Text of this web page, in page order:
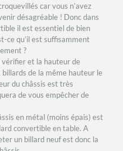
car vous n’avez
désagréable ! Donc dans
il est essentiel de bien
ce qu’il est suffisamment
?
et la hauteur de
billards de la même hauteur le
du châssis est très
de vous empêcher de
en métal (moins épais) est
convertible en table. A
un billard neuf est donc la